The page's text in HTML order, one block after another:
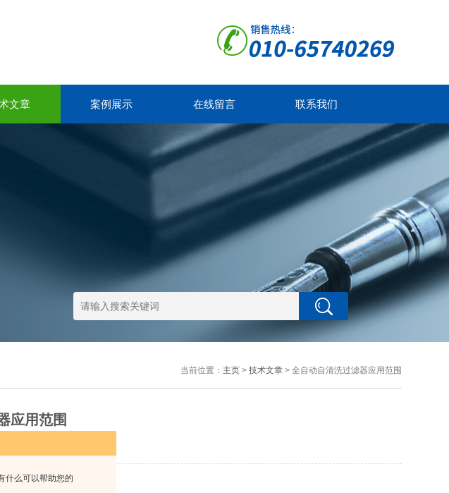
什么可以帮助您的
文章 案例展示 在线留言 联系我们
当前位置： 主页> 技术文章> 全自动自清洗过滤器应用范围
应用范围
次数：4009